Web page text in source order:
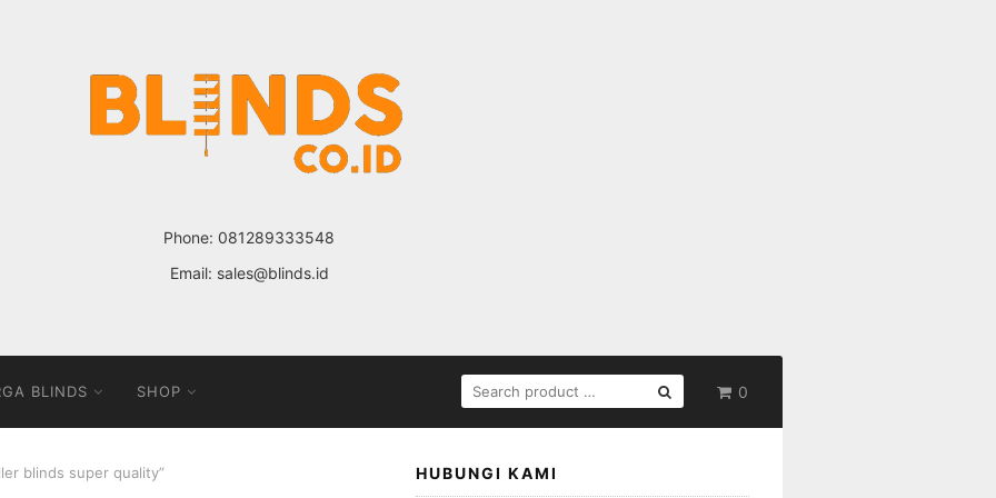
Phone: 081289333548
Email: sales@blinds.id
0
BLINDS SHOP
SEARCH
FOR:
blinds super quality” HUBUNGI KAMI